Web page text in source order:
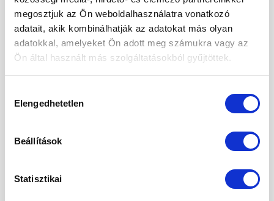
megosztjuk az Ön weboldalhasználatra vonatkozó
adatait, akik kombinálhatják az adatokat más olyan
adatokkal, amelyeket Ön adott meg számukra vagy az
Ön által használt más szolgáltatásokból gyűjtöttek.
kiválasztása
Elengedhetetlen
Beállítások
Statisztikai
A hibiszkusz tea hatása – gyógy- és
mellékhatások
27